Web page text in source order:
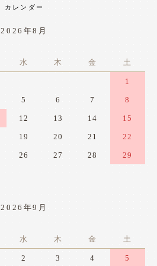
カレンダー
2026年8月
水 木 金 土
1
5 6 7 8
12 13 14 15
19 20 21 22
26 27 28 29
2026年9月
水 木 金 土
2 3 4 5